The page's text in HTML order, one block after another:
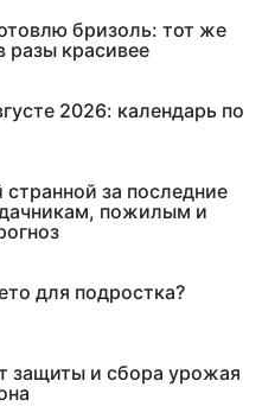
бризоль: тот же
разы красивее
2026: календарь по
за последние
дачникам, пожилым и
для подростка?
защиты и сбора урожая